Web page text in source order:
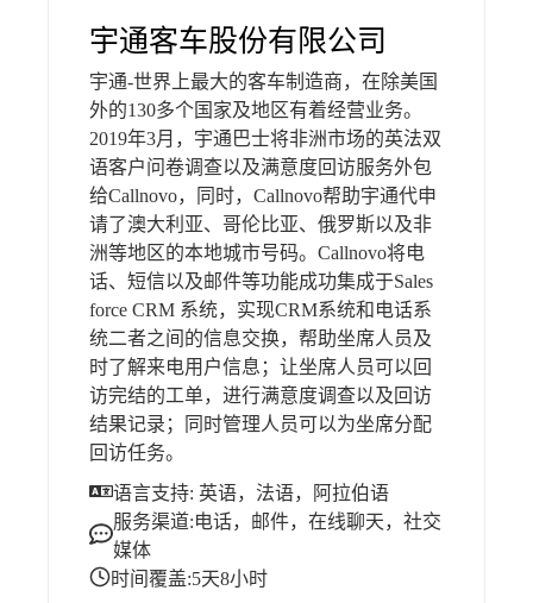
宇通客车股份有限公司
宇通-世界上最大的客车制造商，在除美国
外的130多个国家及地区有着经营业务。
2019年3月，宇通巴士将非洲市场的英法双
语客户问卷调查以及满意度回访服务外包
给Callnovo，同时，Callnovo帮助宇通代申
请了澳大利亚、哥伦比亚、俄罗斯以及非
洲等地区的本地城市号码。Callnovo将电
话、短信以及邮件等功能成功集成于Sales
force CRM 系统，实现CRM系统和电话系
统二者之间的信息交换，帮助坐席人员及
时了解来电用户信息；让坐席人员可以回
访完结的工单，进行满意度调查以及回访
结果记录；同时管理人员可以为坐席分配
回访任务。
语言支持: 英语，法语，阿拉伯语
服务渠道:电话，邮件，在线聊天，社交
媒体
时间覆盖:5天8小时